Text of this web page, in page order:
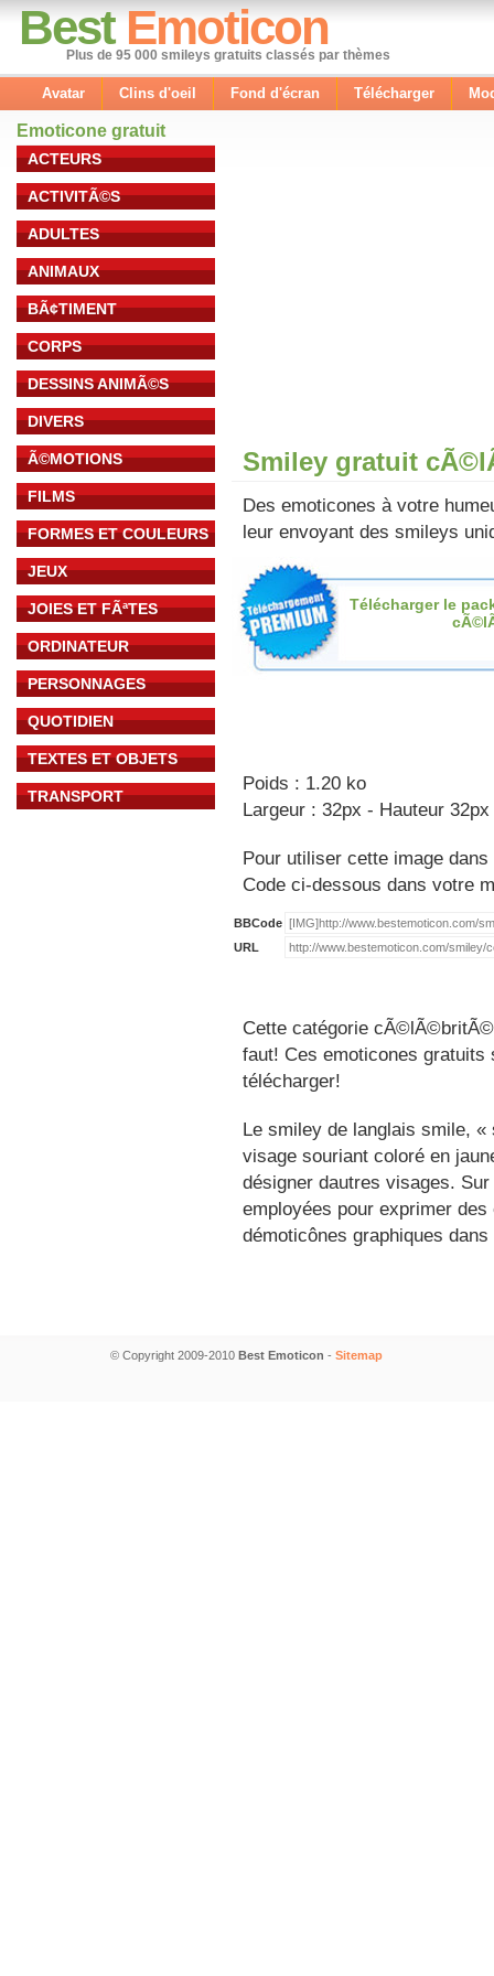
Best Emoticon
Plus de 95 000 smileys gratuits classés par thèmes
Avatar Clins d'oeil Fond d'écran Télécharger
Emoticone gratuit
ACTEURS
ACTIVITÃ©S
ADULTES
ANIMAUX
BÃ¢TIMENT
CORPS
DESSINS ANIMÃ©S
DIVERS
Ã©MOTIONS
FILMS
FORMES ET COULEURS
JEUX
JOIES ET FÃªTES
ORDINATEUR
PERSONNAGES
QUOTIDIEN
TEXTES ET OBJETS
TRANSPORT
Smiley gratuit
Des emoticones à votre
leur envoyant des smileys
Télécharger le
Poids : 1.20 ko
Largeur : 32px - Hauteur 32px
Pour utiliser cette image
Code ci-dessous dans votre
BBCode
URL
Cette catégorie
faut! Ces emoticones
télécharger!
Le smiley de langlais smile,
visage souriant coloré en
désigner dautres visages.
employées pour exprimer
démoticônes graphiques
© Copyright 2009-2010 Best Emoticon - Sitemap